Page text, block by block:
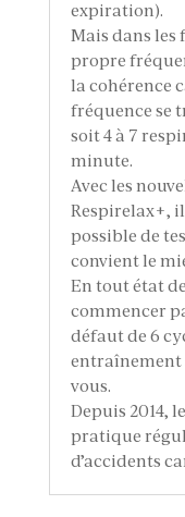
expiration).
Mais dans les
propre
la cohérence
fréquence se
soit 4 à 7
minute.
Avec les
Respirelax+,
possible de
convient le
En tout état
commencer
défaut de 6
entraînement
vous.
Depuis 2014,
pratique
d’accidents